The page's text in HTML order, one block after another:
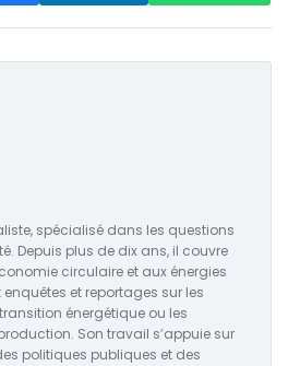
spécialisé dans les questions
Depuis plus de dix ans, il couvre
circulaire et aux énergies
et reportages sur les
énergétique ou les
Son travail s’appuie sur
politiques publiques et des